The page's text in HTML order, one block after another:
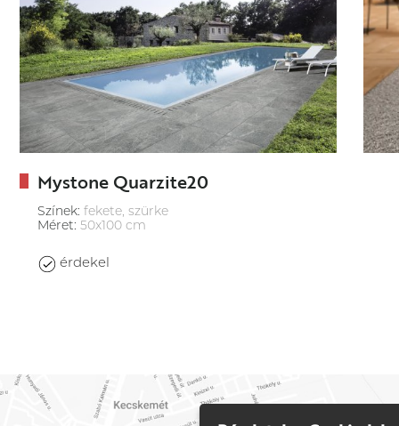
Mystone Quarzite20
Színek: fekete, szürke
Méret: 50x100 cm
érdekel